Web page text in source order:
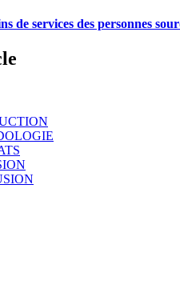
de services des personnes